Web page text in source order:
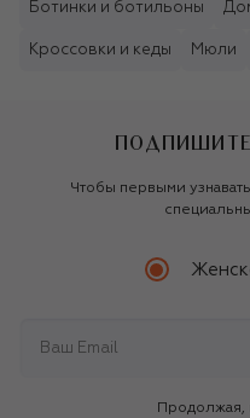
Ботинки и ботильоны
Кроссовки и кеды Мюли
Чтобы первыми
Продолжая,